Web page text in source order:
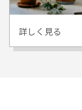
詳しく見る